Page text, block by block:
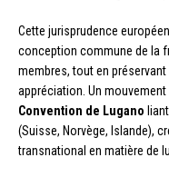
Cette jurisprudence
conception commune de la
membres, tout en
appréciation. Un
Convention de Lugano
(Suisse, Norvège, Islande),
transnational en matière de